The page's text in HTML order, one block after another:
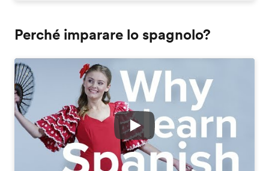
Perché imparare lo spagnolo?
Play